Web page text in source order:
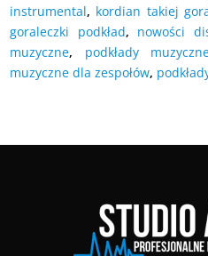
instrumental, kordian takiej
goraleczki podkład, nowości
muzyczne, podkłady
muzyczne dla zespołów,